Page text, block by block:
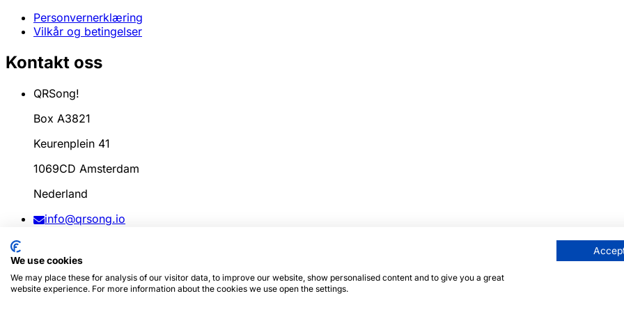
Personvernerklæring
Vilkår og betingelser
Kontakt oss
QRSong!
Box A3821
Keurenplein 41
1069CD Amsterdam
Nederland
info@qrsong.io
MVA: 8689.27.764.B.01
We use cookies
We may place these for analysis of our visitor data, to improve our website, show personalised content and to give you a great
website experience. For more information about the cookies we use open the settings.